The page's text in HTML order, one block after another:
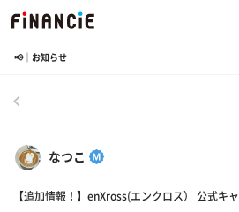
📢｜お知らせ
なつこ
【追加情報！】enXross(エンクロス） 公式キ